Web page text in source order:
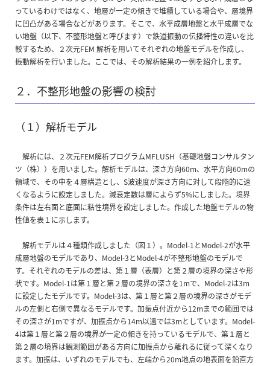
っているわけではなく、地層が一定の傾きで堆積している場合や、層境界
に凹凸がある場合などがあります。そこで、水平成層地盤と水平成層でな
い地盤（以下、不整形地盤と呼びます）で鉄道振動の伝播特性の違いを比
較するため、２次元FEM 解析を用いてそれぞれの地盤モデルを作成し、
振動解析を行いました。ここでは、その解析結果の一例を紹介します。
２．不整形地盤の影響の検討
（１）解析モデル
解析には、２次元FEM解析プログラムMFLUSH（基礎地盤コンサルタン
ツ（株））を用いました。解析モデルは、深さ方向60m、水平方向60mの
領域で、その中を４層構造とし、S波速度が深さ方向に対して段階的に速
くなるように設定しました。減衰定数は層によらず5%にしました。境界
条件は左右面と底面に粘性境界を設定しました。作成した地盤モデルの物
性値を表１に示します。
解析モデルは４種類作成しました（図１）。Model-1とModel-2が水平
成層地盤のモデルであり、Model-3とModel-4が不整形地盤のモデルで
す。それぞれのモデルの差は、第１層（表層）と第２層の境界の深さや形
状です。Model-1は第１層と第２層の境界の深さを1mで、Model-2は3m
に設定したモデルです。Model-3は、第１層と第２層の境界の深さがモデ
ルの左側と右側で異なるモデルです。加振点付近から12mまでの範囲では
その深さが1mですが、加振点から14m以遠では3mとしています。Model-
4は第１層と第２層の境界が一定の傾きを持っているモデルで、第１層と
第２層の境界は観測範囲がある方向に加振点から離れるに従って深くなり
ます。加振は、いずれのモデルでも、左端から20m地点の地表面を鉛直方